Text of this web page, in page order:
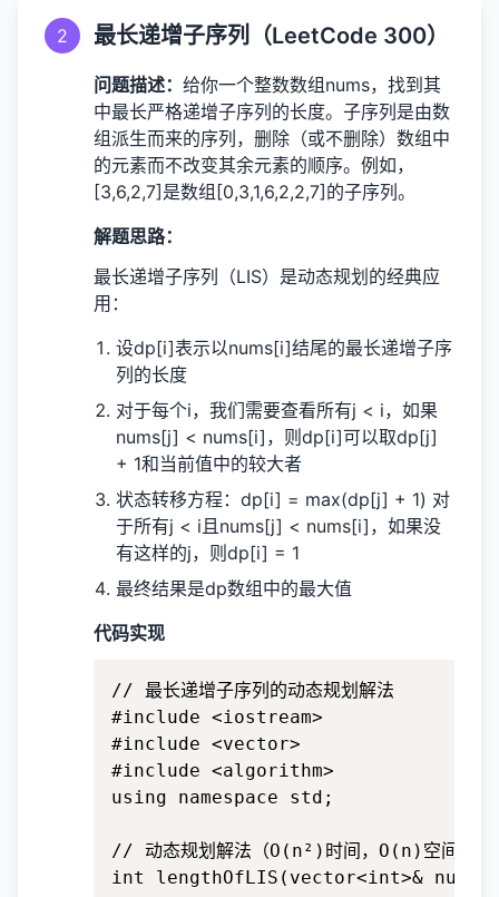
2 最长递增子序列（LeetCode 300）
问题描述： 给你一个整数数组nums，找到其
中最长严格递增子序列的长度。子序列是由数
组派生而来的序列，删除（或不删除）数组中
的元素而不改变其余元素的顺序。例如，
[3,6,2,7]是数组[0,3,1,6,2,2,7]的子序列。
解题思路：
最长递增子序列（LIS）是动态规划的经典应
用：
设dp[i]表示以nums[i]结尾的最长递增子序
列的长度
对于每个i，我们需要查看所有j < i，如果
nums[j] < nums[i]，则dp[i]可以取dp[j]
+ 1和当前值中的较大者
状态转移方程：dp[i] = max(dp[j] + 1) 对
于所有j < i且nums[j] < nums[i]，如果没
有这样的j，则dp[i] = 1
最终结果是dp数组中的最大值
代码实现
// 最长递增子序列的动态规划解法
#include <iostream>
#include <vector>
#include <algorithm>
using namespace std;
// 动态规划解法（O(n²)时间，O(n)空间）
int lengthOfLIS(vector<int>&